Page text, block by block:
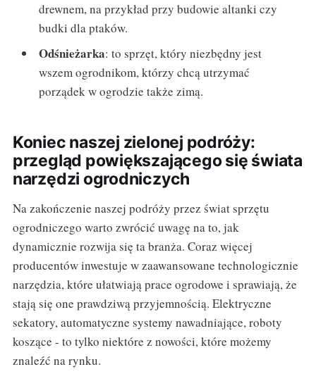
drewnem, na przykład przy budowie altanki czy
budki dla ptaków.
Odśnieżarka: to sprzęt, który niezbędny jest
wszem ogrodnikom, którzy chcą utrzymać
porządek w ogrodzie także zimą.
Koniec naszej zielonej podróży:
przegląd powiększającego się świata
narzędzi ogrodniczych
Na zakończenie naszej podróży przez świat sprzętu
ogrodniczego warto zwrócić uwagę na to, jak
dynamicznie rozwija się ta branża. Coraz więcej
producentów inwestuje w zaawansowane technologicznie
narzędzia, które ułatwiają prace ogrodowe i sprawiają, że
stają się one prawdziwą przyjemnością. Elektryczne
sekatory, automatyczne systemy nawadniające, roboty
koszące - to tylko niektóre z nowości, które możemy
znaleźć na rynku.